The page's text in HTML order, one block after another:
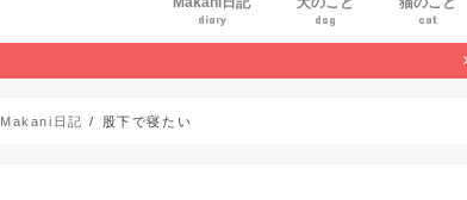
diary dog cat
Makani日記 股下で寝たい